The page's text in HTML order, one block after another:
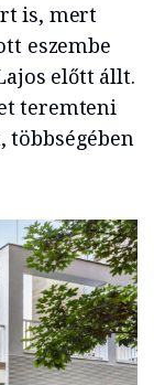
is, mert
eszembe
előtt állt.
teremteni
többségében